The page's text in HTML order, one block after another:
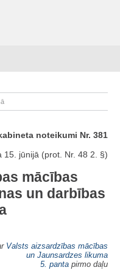
noteikumi Nr. 381
15. jūnijā (prot. Nr. 48 2. §)
mācības
un darbības
Valsts aizsardzības mācības
un Jaunsardzes likuma
5. panta pirmo daļu